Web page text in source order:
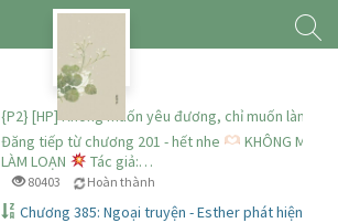
{P2} [HP] Không muốn yêu đương, chỉ muốn làm
Đăng tiếp từ chương 201 - hết nhe
KHÔNG
LÀM LOẠN
Tác giả:…
80403 Hoàn thành
Chương 385: Ngoại truyện - Esther phát hiện